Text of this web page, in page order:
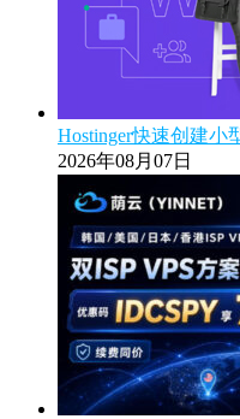
Hostinger快速创建小
2026年08月07日